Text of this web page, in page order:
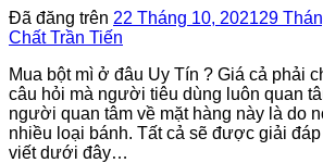
Đã đăng trên 22 Tháng 10, 202129
Chất Trần Tiến
Mua bột mì ở đâu Uy Tín ? Giá cả phải
câu hỏi mà người tiêu dùng luôn quan
người quan tâm về mặt hàng này là do
nhiều loại bánh. Tất cả sẽ được giải
viết dưới đây…